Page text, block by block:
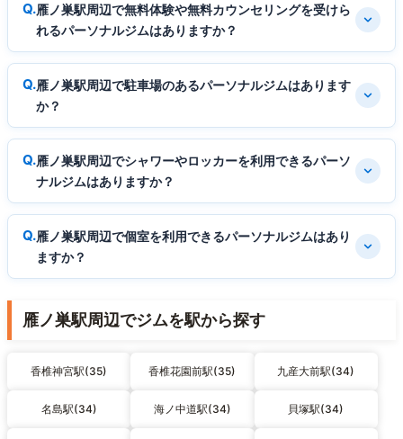
雁ノ巣駅周辺で無料体験や無料カウンセリングを受けら
れるパーソナルジムはありますか？
雁ノ巣駅周辺で駐車場のあるパーソナルジムはあります
か？
雁ノ巣駅周辺でシャワーやロッカーを利用できるパーソ
ナルジムはありますか？
雁ノ巣駅周辺で個室を利用できるパーソナルジムはあり
ますか？
雁ノ巣駅周辺でジムを駅から探す
香椎神宮駅(35) 香椎花園前駅(35) 九産大前駅(34)
名島駅(34) 海ノ中道駅(34) 貝塚駅(34)